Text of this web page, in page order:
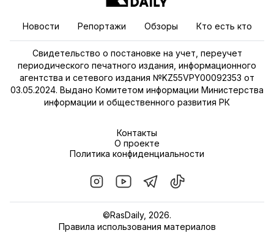
Новости Репортажи Обзоры Кто есть кто
Свидетельство о постановке на учет, переучет
периодического печатного издания, информационного
агентства и сетевого издания №KZ55VPY00092353 от
03.05.2024. Выдано Комитетом информации Министерства
информации и общественного развития РК
Контакты
О проекте
Политика конфиденциальности
©RasDaily, 2026.
Правила использования материалов